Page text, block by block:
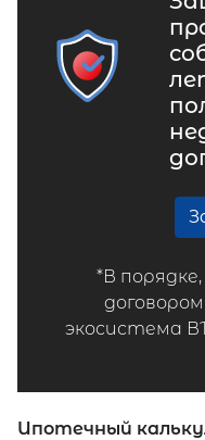
*В
экосистема
Ипотечный